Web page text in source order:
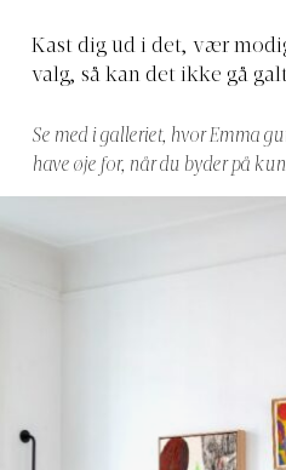
Kast dig ud i det, vær
valg, så kan det ikke gå
Se med i galleriet, hvor Emma
have øje for, når du byder på